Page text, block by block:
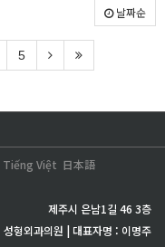
날짜순
5
日本語
Tiếng Việt
제주시 은남1길 46 3층
성형외과의원 | 대표자명 : 이명주